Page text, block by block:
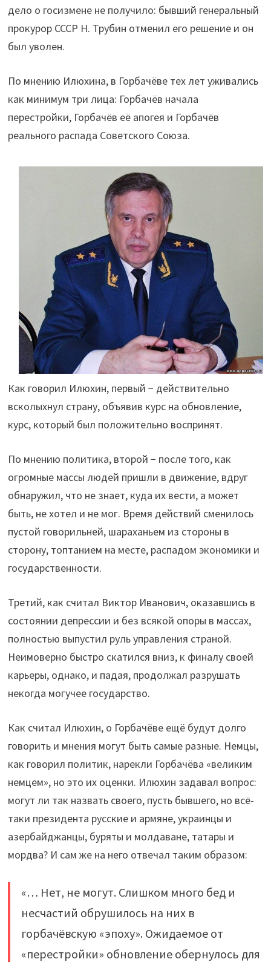
дело о госизмене не получило: бывший генеральный
прокурор СССР Н. Трубин отменил его решение и он
был уволен.
По мнению Илюхина, в Горбачёве тех лет уживались
как минимум три лица: Горбачёв начала
перестройки, Горбачёв её апогея и Горбачёв
реального распада Советского Союза.
Как говорил Илюхин, первый − действительно
всколыхнул страну, объявив курс на обновление,
курс, который был положительно воспринят.
По мнению политика, второй − после того, как
огромные массы людей пришли в движение, вдруг
обнаружил, что не знает, куда их вести, а может
быть, не хотел и не мог. Время действий сменилось
пустой говорильней, шараханьем из стороны в
сторону, топтанием на месте, распадом экономики и
государственности.
Третий, как считал Виктор Иванович, оказавшись в
состоянии депрессии и без всякой опоры в массах,
полностью выпустил руль управления страной.
Неимоверно быстро скатился вниз, к финалу своей
карьеры, однако, и падая, продолжал разрушать
некогда могучее государство.
Как считал Илюхин, о Горбачёве ещё будут долго
говорить и мнения могут быть самые разные. Немцы,
как говорил политик, нарекли Горбачёва «великим
немцем», но это их оценки. Илюхин задавал вопрос:
могут ли так назвать своего, пусть бывшего, но всё-
таки президента русские и армяне, украинцы и
азербайджанцы, буряты и молдаване, татары и
мордва? И сам же на него отвечал таким образом:
«… Нет, не могут. Слишком много бед и
несчастий обрушилось на них в
горбачёвскую «эпоху». Ожидаемое от
«перестройки» обновление обернулось для